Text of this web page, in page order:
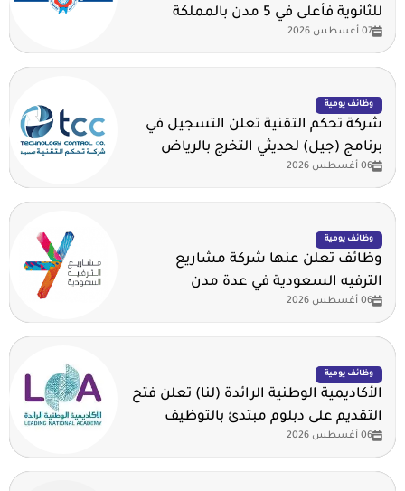
للثانوية فأعلى في 5 مدن بالمملكة
07 أغسطس 2026
وظائف يومية
شركة تحكم التقنية تعلن التسجيل في
برنامج (جيل) لحديثي التخرج بالرياض
06 أغسطس 2026
وظائف يومية
وظائف تعلن عنها شركة مشاريع
الترفيه السعودية في عدة مدن
06 أغسطس 2026
وظائف يومية
الأكاديمية الوطنية الرائدة (لنا) تعلن فتح
التقديم على دبلوم مبتدئ بالتوظيف
06 أغسطس 2026